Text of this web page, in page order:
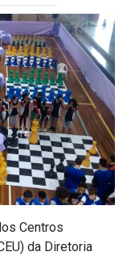
Centros
da Diretoria